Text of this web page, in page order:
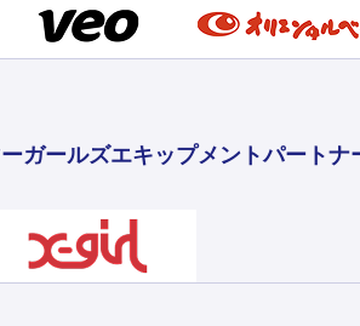
ガールズエキップメントパートナ